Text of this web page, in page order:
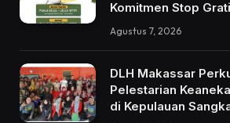
Komitmen Stop
Agustus 7, 2026
DLH Makassar
Pelestarian
di Kepulauan